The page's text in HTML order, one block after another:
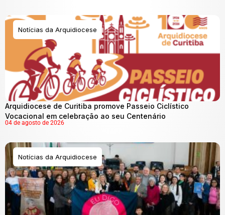
Notícias da Arquidiocese
Arquidiocese de Curitiba promove Passeio Ciclístico
Vocacional em celebração ao seu Centenário
04 de agosto de 2026
Notícias da Arquidiocese